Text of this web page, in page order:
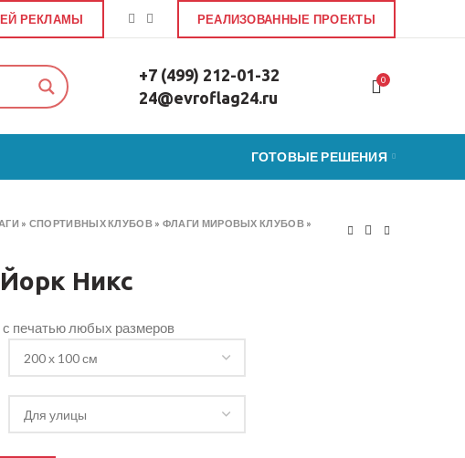
РЕКЛАМЫ РЕАЛИЗОВАННЫЕ ПРОЕКТЫ
+7 (499) 212-01-32
24@evroflag24.ru
0
ГОТОВЫЕ РЕШЕНИЯ
» СПОРТИВНЫХ КЛУБОВ» ФЛАГИ МИРОВЫХ КЛУБОВ»
Никс
с печатью любых размеров